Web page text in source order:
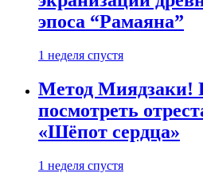
эпоса “Рамаяна”
1 неделя спустя
Метод Миядзаки!
посмотреть
«Шёпот сердца»
1 неделя спустя